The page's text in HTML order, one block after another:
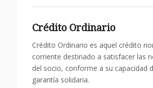
Crédito Ordinario
Crédito Ordinario es aquel crédito
corriente destinado a satisfacer las
del socio, conforme a su capacidad
garantía solidaria.